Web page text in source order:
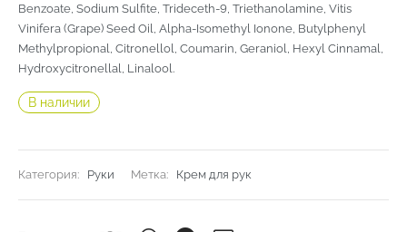
Benzoate, Sodium Sulfite, Trideceth-9, Triethanolamine, Vitis
Vinifera (Grape) Seed Oil, Alpha-Isomethyl Ionone, Butylphenyl
Methylpropional, Citronellol, Coumarin, Geraniol, Hexyl Cinnamal,
Hydroxycitronellal, Linalool.
В наличии
Категория: Руки Метка: Крем для рук